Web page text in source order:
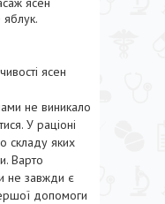
яблук.
ясен
не виникало
У раціоні
складу яких
Варто
не завжди є
допомоги